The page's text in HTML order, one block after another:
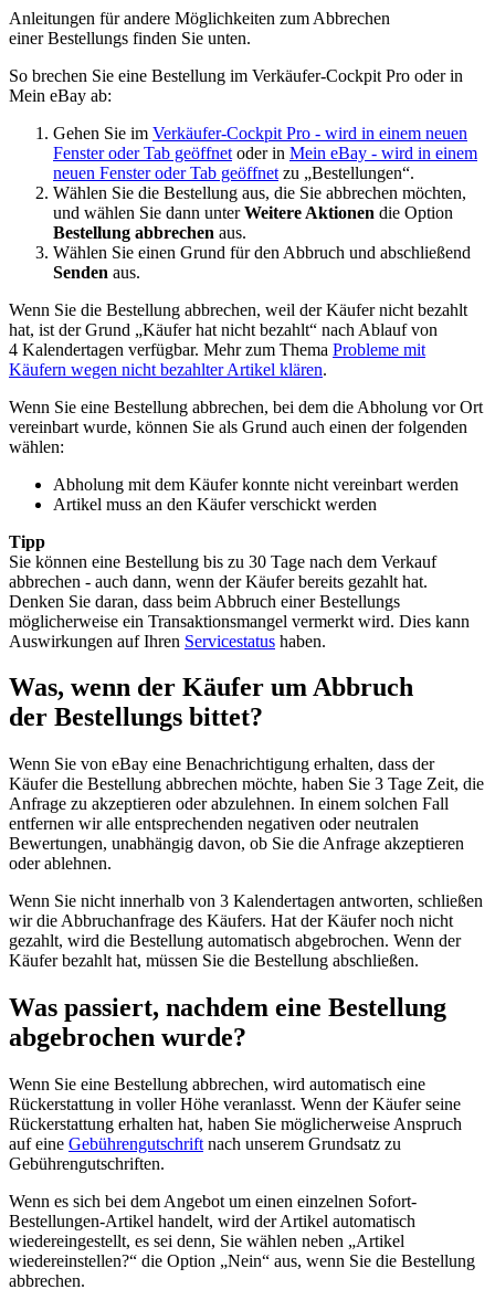
Anleitungen für andere Möglichkeiten zum Abbrechen
einer Bestellungs finden Sie unten.
So brechen Sie eine Bestellung im Verkäufer-Cockpit Pro oder in
Mein eBay ab:
Gehen Sie im Verkäufer-Cockpit Pro - wird in einem neuen
Fenster oder Tab geöffnet oder in Mein eBay - wird in einem
neuen Fenster oder Tab geöffnet zu „Bestellungen“.
Wählen Sie die Bestellung aus, die Sie abbrechen möchten,
und wählen Sie dann unterWeitere Aktionen die Option
Bestellung abbrechen aus.
Wählen Sie einen Grund für den Abbruch und abschließend
Senden aus.
Wenn Sie die Bestellung abbrechen, weil der Käufer nicht bezahlt
hat, ist der Grund „Käufer hat nicht bezahlt“ nach Ablauf von
4 Kalendertagen verfügbar. Mehr zum Thema Probleme mit
Käufern wegen nicht bezahlter Artikel klären.
Wenn Sie eine Bestellung abbrechen, bei dem die Abholung vor Ort
vereinbart wurde, können Sie als Grund auch einen der folgenden
wählen:
Abholung mit dem Käufer konnte nicht vereinbart werden
Artikel muss an den Käufer verschickt werden
Tipp
Sie können eine Bestellung bis zu 30 Tage nach dem Verkauf
abbrechen - auch dann, wenn der Käufer bereits gezahlt hat.
Denken Sie daran, dass beim Abbruch einer Bestellungs
möglicherweise ein Transaktionsmangel vermerkt wird. Dies kann
Auswirkungen auf Ihren Servicestatus haben.
Was, wenn der Käufer um Abbruch
der Bestellungs bittet?
Wenn Sie von eBay eine Benachrichtigung erhalten, dass der
Käufer die Bestellung abbrechen möchte, haben Sie 3 Tage Zeit, die
Anfrage zu akzeptieren oder abzulehnen. In einem solchen Fall
entfernen wir alle entsprechenden negativen oder neutralen
Bewertungen, unabhängig davon, ob Sie die Anfrage akzeptieren
oder ablehnen.
Wenn Sie nicht innerhalb von 3 Kalendertagen antworten, schließen
wir die Abbruchanfrage des Käufers. Hat der Käufer noch nicht
gezahlt, wird die Bestellung automatisch abgebrochen. Wenn der
Käufer bezahlt hat, müssen Sie die Bestellung abschließen.
Was passiert, nachdem eine Bestellung
abgebrochen wurde?
Wenn Sie eine Bestellung abbrechen, wird automatisch eine
Rückerstattung in voller Höhe veranlasst. Wenn der Käufer seine
Rückerstattung erhalten hat, haben Sie möglicherweise Anspruch
auf eine Gebührengutschrift nach unserem Grundsatz zu
Gebührengutschriften.
Wenn es sich bei dem Angebot um einen einzelnen Sofort-
Bestellungen-Artikel handelt, wird der Artikel automatisch
wiedereingestellt, es sei denn, Sie wählen neben „Artikel
wiedereinstellen?“ die Option „Nein“ aus, wenn Sie die Bestellung
abbrechen.